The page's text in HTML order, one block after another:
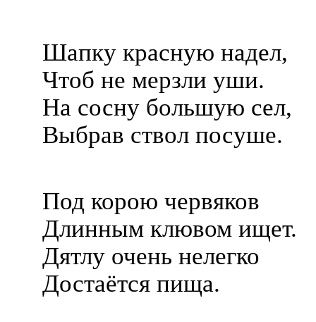
Шапку красную надел,
Чтоб не мерзли уши.
На сосну большую сел,
Выбрав ствол посуше.
Под корою червяков
Длинным клювом ищет.
Дятлу очень нелегко
Достаётся пища.